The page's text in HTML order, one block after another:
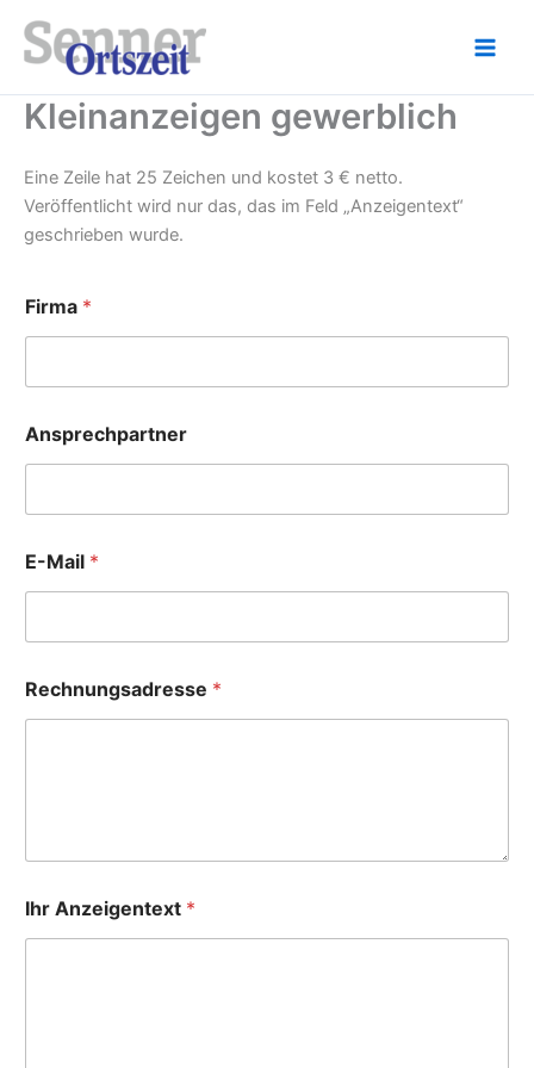
Inhalt
springen
Kleinanzeigen gewerblich
Eine Zeile hat 25 Zeichen und kostet 3 € netto.
Veröffentlicht wird nur das, das im Feld „Anzeigentext“
geschrieben wurde.
Firma *
Ansprechpartner
E-Mail *
Rechnungsadresse *
Ihr Anzeigentext *